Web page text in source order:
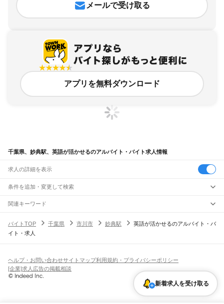
メールで受け取る
アプリを無料ダウンロード
千葉県、妙典駅、英語が活かせるのアルバイト・バイト求人情報
求人の詳細を表示
条件を追加・変更して検索
市区町村を追加・変更
千葉県すべて
千葉市
旭市習志野市柏市勝浦市市原市流山市八千代市我孫子市鴨川市鎌ケ谷市
君津市富津市浦安市 印西市白井市富里市南房総市
匝瑳市香取市 印旛郡 香取郡山武郡 長生郡夷隅郡
駅を追加・変更
JR中央・総武線
市川駅本八幡駅下総中山駅 津田沼駅幕張本郷駅幕張駅
新検見川駅
職種を追加・変更
飲食・フードサービスすべて
ホールスタッフキッチンスタッフ
パン屋（ベーカリー）
バー（BAR）・バーテンダー
飲食店（店長・マネージャー）
人気
日払いOK高校生歓迎 髪型・髪色自由
留学生・外国人活躍中
雇用形態を追加・変更
関連キーワード
バイトTOP
千葉県 市川市 妙典駅
英語が活かせるのアルバイト・バ
イト・求人
新着求人を受け取る
ヘルプ・お問い合わせサイトマップ利用規約・プライバシーポリシー
[企業]求人広告の掲載相談